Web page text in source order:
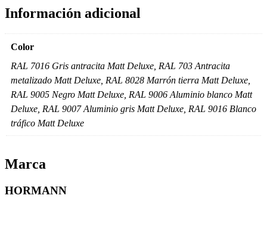
Información adicional
Color
RAL 7016 Gris antracita Matt Deluxe, RAL 703 Antracita
metalizado Matt Deluxe, RAL 8028 Marrón tierra Matt Deluxe,
RAL 9005 Negro Matt Deluxe, RAL 9006 Aluminio blanco Matt
Deluxe, RAL 9007 Aluminio gris Matt Deluxe, RAL 9016 Blanco
tráfico Matt Deluxe
Marca
HORMANN